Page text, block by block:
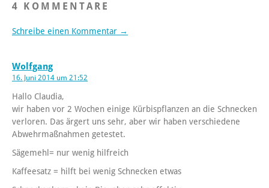
4 KOMMENTARE
Schreibe einen Kommentar →
Wolfgang
16. Juni 2014 um 21:52
Hallo Claudia,
wir haben vor 2 Wochen einige Kürbispflanzen an die Schnecken
verloren. Das ärgert uns sehr, aber wir haben verschiedene
Abwehrmaßnahmen getestet.
Sägemehl= nur wenig hilfreich
Kaffeesatz = hilft bei wenig Schnecken etwas